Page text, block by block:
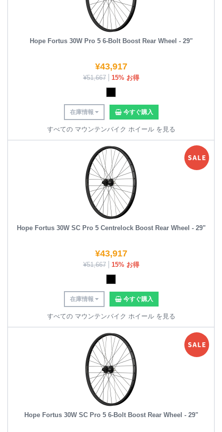
Hope Fortus 30W Pro 5 6-Bolt Boost Rear Wheel - 29"
¥43,917
¥51,667 15% お得
在庫情報 今すぐ購入
すべての マウンテンバイク ホイール を見る
Hope Fortus 30W SC Pro 5 Centrelock Boost Rear Wheel - 29"
¥43,917
¥51,667 15% お得
在庫情報 今すぐ購入
すべての マウンテンバイク ホイール を見る
Hope Fortus 30W SC Pro 5 6-Bolt Boost Rear Wheel - 29"